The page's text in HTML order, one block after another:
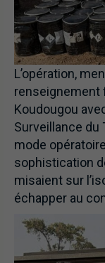
L’opération,
renseignement
Koudougou
Surveillance du
mode
sophistication
misaient sur
échapper au